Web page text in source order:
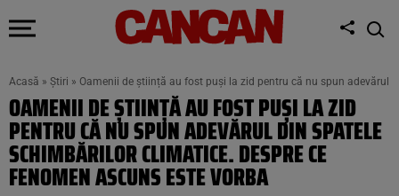
Acasă » Știri » Oamenii de știință au fost puși la zid pentru că nu spun adevărul
OAMENII DE ȘTIINȚĂ AU FOST PUȘI LA ZID
PENTRU CĂ NU SPUN ADEVĂRUL DIN SPATELE
SCHIMBĂRILOR CLIMATICE. DESPRE CE
FENOMEN ASCUNS ESTE VORBA